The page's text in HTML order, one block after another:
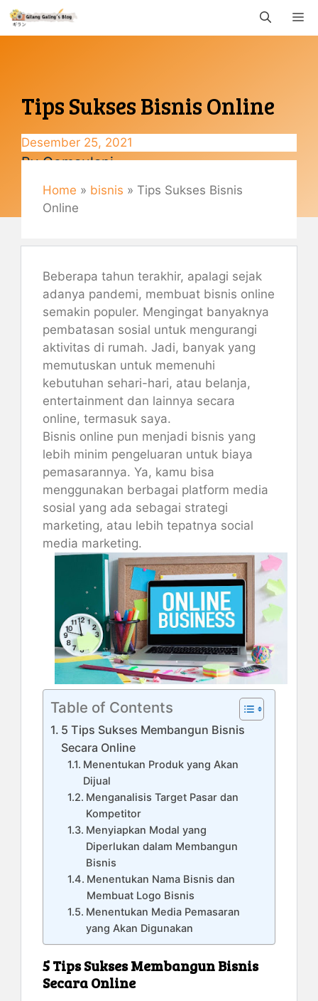
Langsung
Tips Sukses Bisnis Online
Desember 25, 2021
ByGemaulani
Home » bisnis » Tips Sukses Bisnis
Online
Beberapa tahun terakhir, apalagi sejak
adanya pandemi, membuat bisnis online
semakin populer. Mengingat banyaknya
pembatasan sosial untuk mengurangi
aktivitas di rumah. Jadi, banyak yang
memutuskan untuk memenuhi
kebutuhan sehari-hari, atau belanja,
entertainment dan lainnya secara
online, termasuk saya.
Bisnis online pun menjadi bisnis yang
lebih minim pengeluaran untuk biaya
pemasarannya. Ya, kamu bisa
menggunakan berbagai platform media
sosial yang ada sebagai strategi
marketing, atau lebih tepatnya social
media marketing.
Table of Contents
5 Tips Sukses Membangun Bisnis
Secara Online
Menentukan Produk yang Akan
Dijual
Menganalisis Target Pasar dan
Kompetitor
Menyiapkan Modal yang
Diperlukan dalam Membangun
Bisnis
Menentukan Nama Bisnis dan
Membuat Logo Bisnis
Menentukan Media Pemasaran
yang Akan Digunakan
5 Tips Sukses Membangun Bisnis
Secara Online